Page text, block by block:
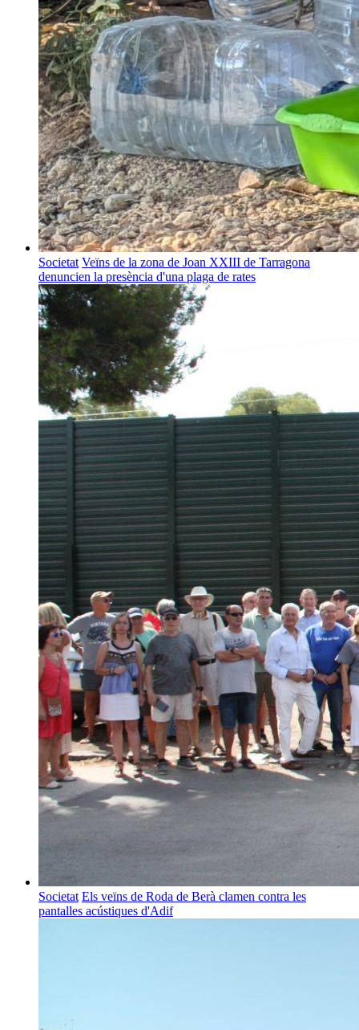
Societat Veïns de la zona de Joan XXIII de Tarragona
denuncien la presència d'una plaga de rates
Societat Els veïns de Roda de Berà clamen contra les
pantalles acústiques d'Adif